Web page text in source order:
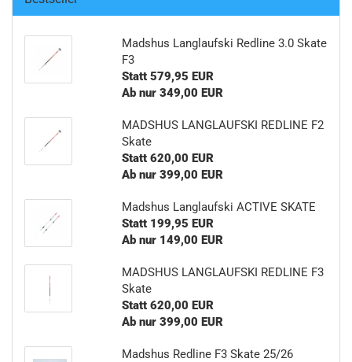
Madshus Langlaufski Redline 3.0 Skate
F3
Statt 579,95 EUR
Ab nur 349,00 EUR
MADSHUS LANGLAUFSKI REDLINE F2
Skate
Statt 620,00 EUR
Ab nur 399,00 EUR
Madshus Langlaufski ACTIVE SKATE
Statt 199,95 EUR
Ab nur 149,00 EUR
MADSHUS LANGLAUFSKI REDLINE F3
Skate
Statt 620,00 EUR
Ab nur 399,00 EUR
Madshus Redline F3 Skate 25/26